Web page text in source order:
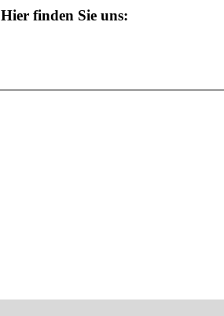
Hier finden Sie uns: